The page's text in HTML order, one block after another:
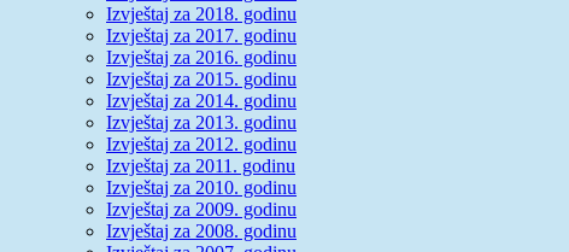
Izvještaj za 2018. godinu
Izvještaj za 2017. godinu
Izvještaj za 2016. godinu
Izvještaj za 2015. godinu
Izvještaj za 2014. godinu
Izvještaj za 2013. godinu
Izvještaj za 2012. godinu
Izvještaj za 2011. godinu
Izvještaj za 2010. godinu
Izvještaj za 2009. godinu
Izvještaj za 2008. godinu